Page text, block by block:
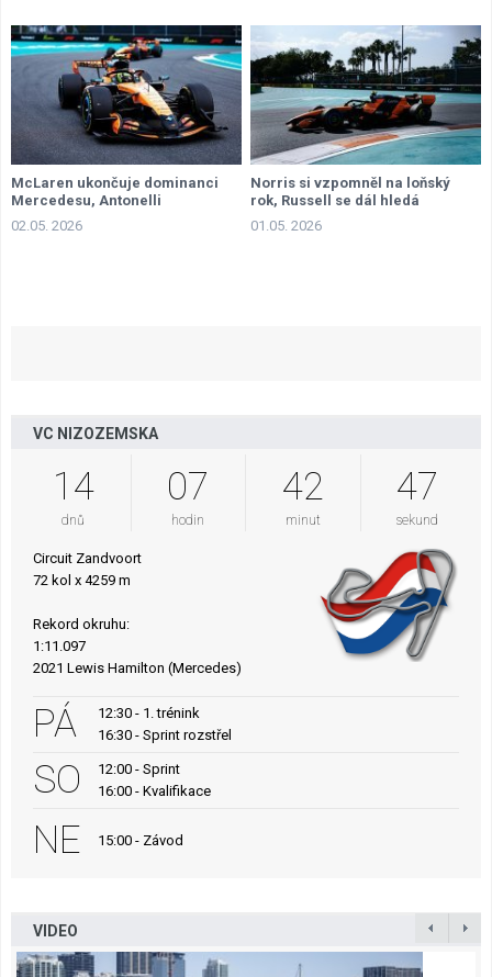
McLaren ukončuje dominanci
Mercedesu, Antonelli
penalizován
02.05. 2026
Norris si vzpomněl na loňský
rok, Russell se dál hledá
01.05. 2026
VC NIZOZEMSKA
14
dnů
07
hodin
42
minut
46
sekund
Circuit Zandvoort
72 kol x 4259 m
Rekord okruhu:
1:11.097
2021 Lewis Hamilton (Mercedes)
PÁ
12:30 - 1. trénink
16:30 - Sprint rozstřel
SO
12:00 - Sprint
16:00 - Kvalifikace
NE 15:00 - Závod
VIDEO